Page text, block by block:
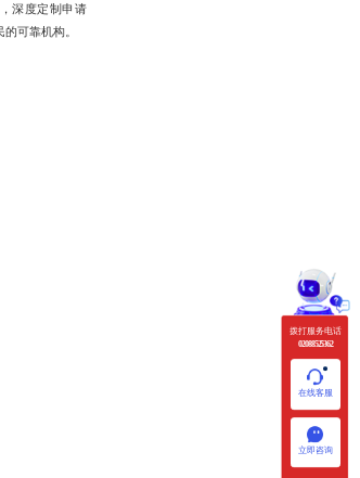
深度定制申请
可靠机构。
拨打服务电话
020 88525362
在线客服
立即咨询